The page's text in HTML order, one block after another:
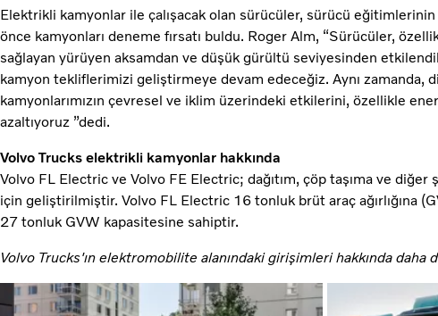
Elektrikli kamyonlar ile çalışacak olan sürücüler, sürücü
önce kamyonları deneme fırsatı buldu. Roger Alm, “Sürücüler,
sağlayan yürüyen aksamdan ve düşük gürültü seviyesinden
kamyon tekliflerimizi geliştirmeye devam edeceğiz. Aynı zamanda,
kamyonlarımızın çevresel ve iklim üzerindeki etkilerini, özellikle
azaltıyoruz ”dedi.
Volvo Trucks elektrikli kamyonlar hakkında
Volvo FL Electric ve Volvo FE Electric; dağıtım, çöp taşıma ve diğer
için geliştirilmiştir. Volvo FL Electric 16 tonluk brüt araç ağırlığına
27 tonluk GVW kapasitesine sahiptir.
Volvo Trucks'ın elektromobilite alanındaki girişimleri hakkında daha